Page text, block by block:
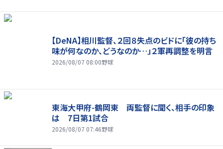
【DeNA】相川監督、２回８失点のビドに「彼の持ち
味が何なのか、どうなのか…」２軍再調整を明言
2026/08/07 08:00野球
東海大甲府-鶴岡東 両監督に聞く、相手の印象
は 7日第1試合
2026/08/07 07:46野球